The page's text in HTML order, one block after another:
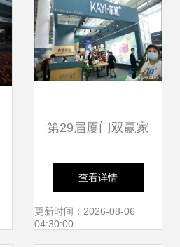
第29届厦门双赢家
居生活用品展圆满
成功，来年再会
查看详情
更新时间：2026-08-06
04:30:00